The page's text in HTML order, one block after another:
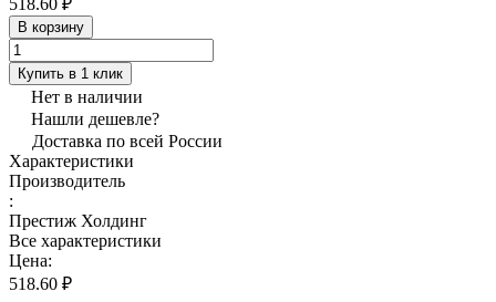
В корзину
Купить в 1 клик
Нет в наличии
Нашли дешевле?
Доставка по всей России
Характеристики
Производитель
:
Престиж Холдинг
Все характеристики
Цена:
518.60 ₽